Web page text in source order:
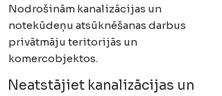
Nodrošinām kanalizācijas un
notekūdeņu atsūknēšanas darbus
privātmāju teritorijās un
komercobjektos.
Neatstājiet kanalizācijas un